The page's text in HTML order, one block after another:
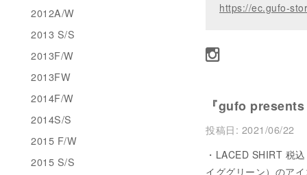
https://ec.gufo-
『gufo
投稿日: 2021/06/22
・LACED SHIRT 税
イググリーン）のア
2012A/W
2013 S/S
2013F/W
2013FW
2014F/W
2014S/S
2015 F/W
2015 S/S